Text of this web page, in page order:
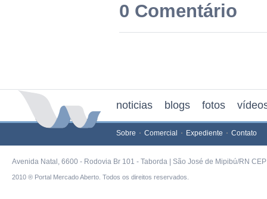
0 Comentário
noticias blogs fotos
Sobre Comercial Expediente Contato
Avenida Natal, 6600 - Rodovia Br 101 - Taborda | São José de Mipibú/RN
2010 ® Portal Mercado Aberto. Todos os direitos reservados.